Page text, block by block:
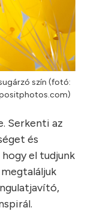
szín (fotó:
Serkenti az
és
el tudjunk